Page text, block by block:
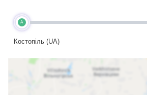
A
Костопіль (UA)